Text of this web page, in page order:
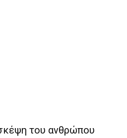
του ανθρώπου